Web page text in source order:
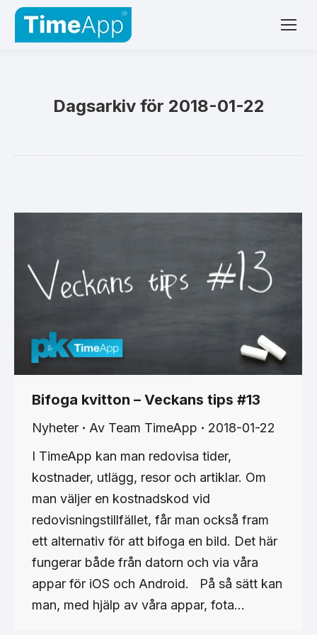
Dagsarkiv för 2018-01-22
Bifoga kvitton – Veckans tips #13
Nyheter Av Team TimeApp
2018-01-22
I TimeApp kan man redovisa tider,
kostnader, utlägg, resor och artiklar. Om
man väljer en kostnadskod vid
redovisningstillfället, får man också fram
ett alternativ för att bifoga en bild. Det här
fungerar både från datorn och via våra
appar för iOS och Android. På så sätt kan
man, med hjälp av våra appar, fota…